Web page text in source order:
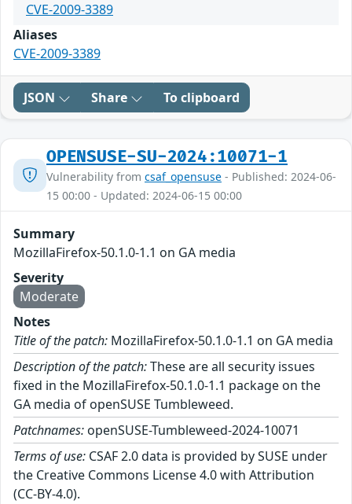
CVE-2009-3389
Aliases
CVE-2009-3389
JSON Share To clipboard
OPENSUSE-SU-2024:10071-1
Vulnerability from csaf_opensuse - Published: 2024-06-
15 00:00 - Updated: 2024-06-15 00:00
Summary
MozillaFirefox-50.1.0-1.1 on GA media
Severity
Moderate
Notes
Title of the patch: MozillaFirefox-50.1.0-1.1 on GA media
Description of the patch:These are all security issues
fixed in the MozillaFirefox-50.1.0-1.1 package on the
GA media of openSUSE Tumbleweed.
Patchnames: openSUSE-Tumbleweed-2024-10071
Terms of use: CSAF 2.0 data is provided by SUSE under
the Creative Commons License 4.0 with Attribution
(CC-BY-4.0).